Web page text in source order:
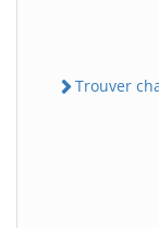
Trouver